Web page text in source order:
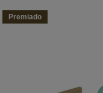
Premiado